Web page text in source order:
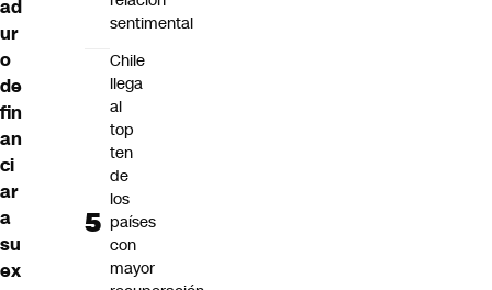
ad
ur
o
de
fin
an
ci
ar
a
su
ex
sentimental
Chile
llega
al
top
ten
de
los
países
con
mayor